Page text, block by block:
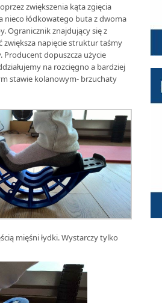
zwiększenia kąta zgięcia
łódkowatego buta z dwoma
Ogranicznik znajdujący się z
zwiększa napięcie struktur taśmy
dopuszcza użycie
na rozcięgno a bardziej
stawie kolanowym- brzuchaty
mięśni łydki. Wystarczy tylko